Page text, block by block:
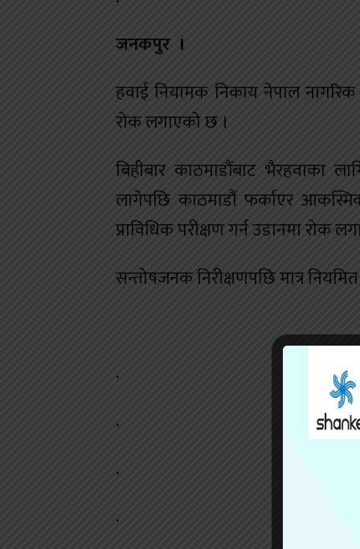
जनकपुर ।
हवाई नियामक निकाय नेपाल
रोक लगाएको छ ।
बिहीबार काठमाडौंबाट भैरहवाका
लागेपछि काठमाडौं फर्काएर
प्राविधिक परीक्षण गर्न उडानमा रोक
सन्तोषजनक निरीक्षणपछि मात्र
.
.
.
.